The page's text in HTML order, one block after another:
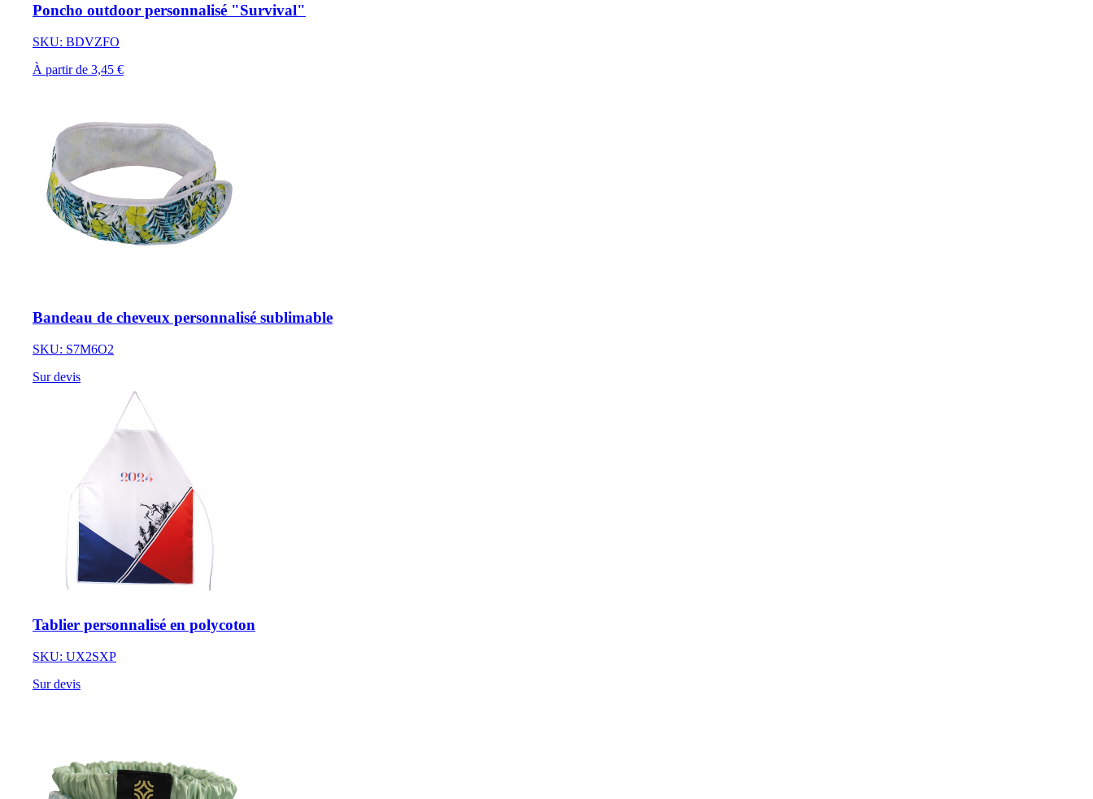
Poncho outdoor personnalisé "Survival"
SKU: BDVZFO
À partir de 3,45 €
Bandeau de cheveux personnalisé sublimable
SKU: S7M6O2
Sur devis
Tablier personnalisé en polycoton
SKU: UX2SXP
Sur devis